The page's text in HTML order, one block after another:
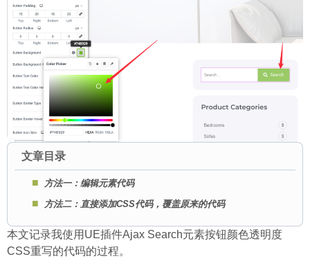
文章目录
方法一：编辑元素代码
方法二：直接添加CSS代码，覆盖原来的代码
本文记录我使用UE插件Ajax Search元素按钮颜色透明度
CSS重写的代码的过程。